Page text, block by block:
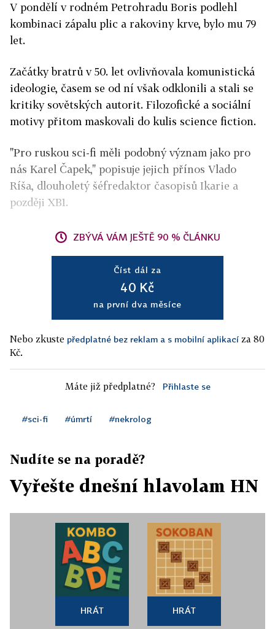
V pondělí v rodném Petrohradu Boris podlehl
kombinaci zápalu plic a rakoviny krve, bylo mu 79
let.
Začátky bratrů v 50. let ovlivňovala komunistická
ideologie, časem se od ní však odklonili a stali se
kritiky sovětských autorit. Filozofické a sociální
motivy přitom maskovali do kulis science fiction.
"Pro ruskou sci-fi měli podobný význam jako pro
nás Karel Čapek," popisuje jejich přínos Vlado
Ríša, dlouholetý šéfredaktor časopisů Ikarie a
později XB1.
ZBÝVÁ VÁM JEŠTĚ 90 % ČLÁNKU
Číst dál za
40 Kč
na první dva měsíce
Nebo zkuste předplatné bez reklam a s mobilní aplikací za 80
Kč.
Máte již předplatné? Přihlaste se
#sci-fi #úmrtí #nekrolog
Nudíte se na poradě?
Vyřešte dnešní hlavolam HN
HRÁT HRÁT